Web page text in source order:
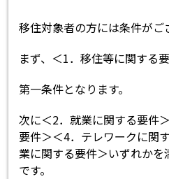
移住対象者の方には条件がご
まず、＜1．移住等に関する
第一条件となります。
次に＜2．就業に関する要件
要件＞＜4．テレワークに関
業に関する要件＞いずれか
です。